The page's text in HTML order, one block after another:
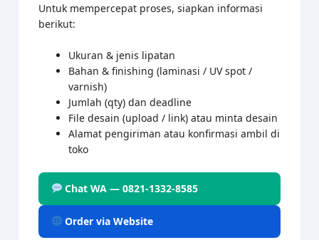
Untuk mempercepat proses, siapkan informasi
berikut:
Ukuran & jenis lipatan
Bahan & finishing (laminasi / UV spot /
varnish)
Jumlah (qty) dan deadline
File desain (upload / link) atau minta desain
Alamat pengiriman atau konfirmasi ambil di
toko
Chat WA — 0821-1332-8585
Order via Website